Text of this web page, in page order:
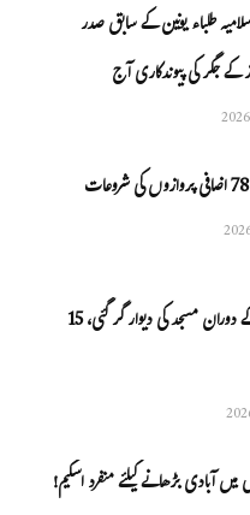
طلباء یونین کے سابق صدر
جگر کی پیوندکاری آج
نماز جمعہ کے دوران مسجد کی دیوار گر گئی، 15
میں آبادی بڑھانے کیلئے منفرد اسکیم!